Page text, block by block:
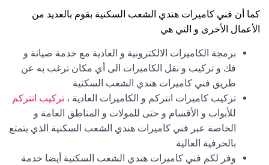
كما أن فني كاميرات هندي الشعب السكنية بقوم بالعديد من
الأعمال الأخرى و التي هي :
برمجة الكاميرات الالكترونية و العادية مع خدمة صيانة و
فك و تركيب و نقل الكاميرات الى أي مكان ترغب به عن
طريق فني كاميرات هندي الشعب السكنية .
تركيب كاميرات انتركم و الكاميرات العادية ، تركيب انتركم
للأبواب و الأقسام و حتى للمولات و المناطق العامة و
الخاصة عبر فني كاميرات هندي الشعب السكنية الذي يتمتع
بالحرفية العالية .
وفر لكم فني كاميرات هندي الشعب السكنية أيضا خدمة